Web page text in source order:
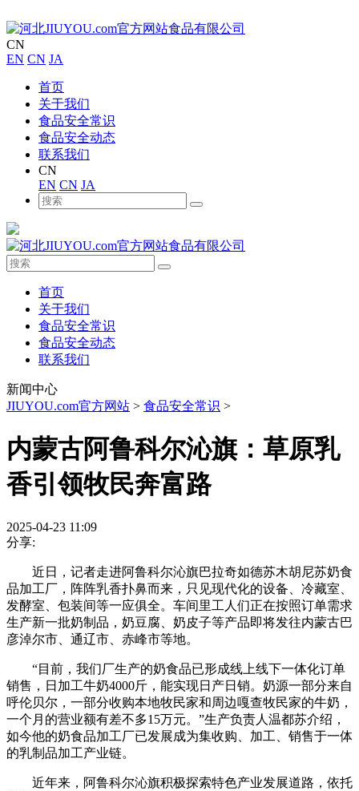
CN
EN CN JA
首页
关于我们
食品安全常识
食品安全动态
联系我们
CN
EN CN JA
首页
关于我们
食品安全常识
食品安全动态
联系我们
新闻中心
JIUYOU.com官方网站 > 食品安全常识 >
内蒙古阿鲁科尔沁旗：草原乳
香引领牧民奔富路
2025-04-23 11:09
分享:
近日，记者走进阿鲁科尔沁旗巴拉奇如德苏木胡尼苏奶食
品加工厂，阵阵乳香扑鼻而来，只见现代化的设备、冷藏室、
发酵室、包装间等一应俱全。车间里工人们正在按照订单需求
生产新一批奶制品，奶豆腐、奶皮子等产品即将发往内蒙古巴
彦淖尔市、通辽市、赤峰市等地。
“目前，我们厂生产的奶食品已形成线上线下一体化订单
销售，日加工牛奶4000斤，能实现日产日销。奶源一部分来自
呼伦贝尔，一部分收购本地牧民家和周边嘎查牧民家的牛奶，
一个月的营业额有差不多15万元。”生产负责人温都苏介绍，
如今他的奶食品加工厂已发展成为集收购、加工、销售于一体
的乳制品加工产业链。
近年来，阿鲁科尔沁旗积极探索特色产业发展道路，依托